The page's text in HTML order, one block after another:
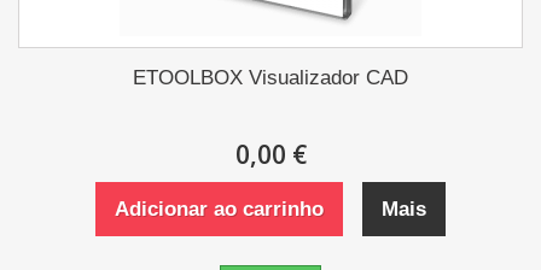
ETOOLBOX Visualizador CAD
0,00 €
Adicionar ao carrinho Mais